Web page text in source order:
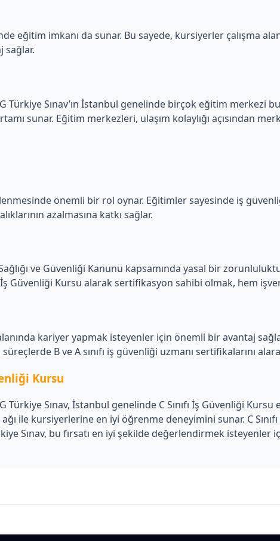
eğitim imkanı da sunar. Bu sayede, kursiyerler çalışma
sağlar.
Türkiye Sınav’ın İstanbul genelinde birçok eğitim merkezi
sunar. Eğitim merkezleri, ulaşım kolaylığı açısından
önemli bir rol oynar. Eğitimler sayesinde iş
azalmasına katkı sağlar.
ve Güvenliği Kanunu kapsamında yasal bir
İş Güvenliği Kursu alarak sertifikasyon sahibi olmak, hem
alanında kariyer yapmak isteyenler için önemli bir avantaj
B ve A sınıfı iş güvenliği uzmanı sertifikalarını
Kursu
Türkiye Sınav, İstanbul genelinde C Sınıfı İş Güvenliği
ile kursiyerlerine en iyi öğrenme deneyimini sunar. C
Sınav, bu fırsatı en iyi şekilde değerlendirmek